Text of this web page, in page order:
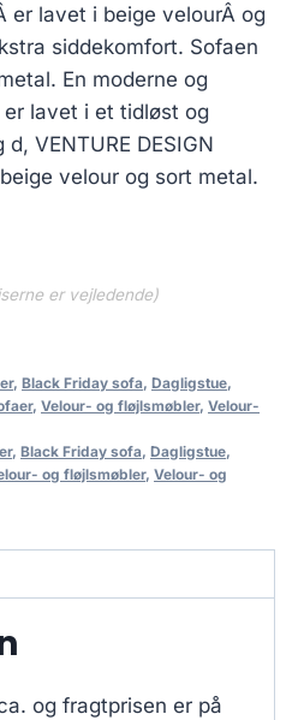
er lavet i beige velourÂ og
siddekomfort. Sofaen
En moderne og
lavet i et tidløst og
VENTURE DESIGN
velour og sort metal.
er vejledende)
, Black Friday sofa, Dagligstue,
, Velour- og fløjlsmøbler, Velour-
, Black Friday sofa, Dagligstue,
og fløjlsmøbler, Velour- og
og fragtprisen er på